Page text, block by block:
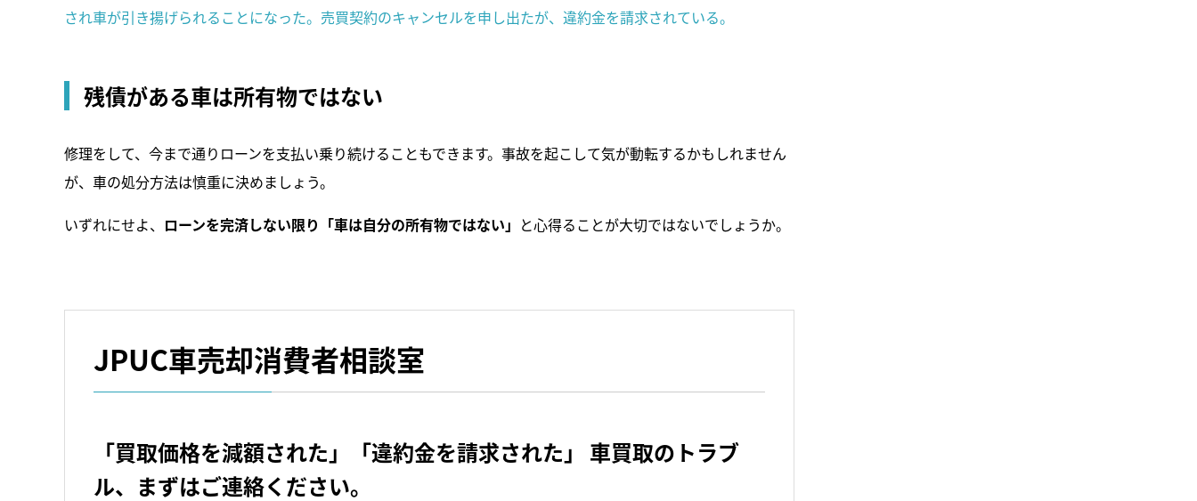
され車が引き揚げられることになった。売買契約のキャンセルを申し出たが、違約金を請求されている。
残債がある車は所有物ではない
修理をして、今まで通りローンを支払い乗り続けることもできます。事故を起こして気が動転するかもしれません
が、車の処分方法は慎重に決めましょう。
いずれにせよ、 ローンを完済しない限り「車は自分の所有物ではない」 と心得ることが大切ではないでしょうか。
JPUC車売却消費者相談室
「買取価格を減額された」「違約金を請求された」 車買取のトラブ
ル、まずはご連絡ください。